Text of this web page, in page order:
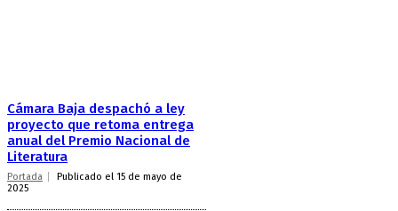
Cámara Baja despachó a ley
proyecto que retoma entrega
anual del Premio Nacional de
Literatura
Portada
Publicado el 15 de mayo de
2025